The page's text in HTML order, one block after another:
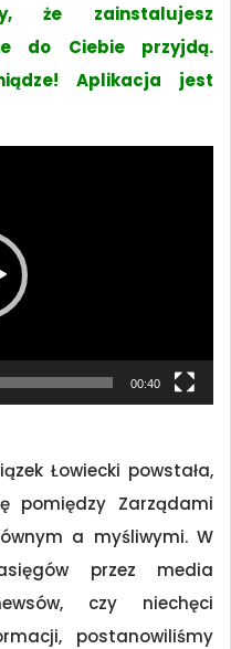
że zainstalujesz
do Ciebie przyjdą.
Aplikacja jest
00:40
Łowiecki powstała,
pomiędzy Zarządami
a myśliwymi. W
przez media
czy niechęci
postanowiliśmy